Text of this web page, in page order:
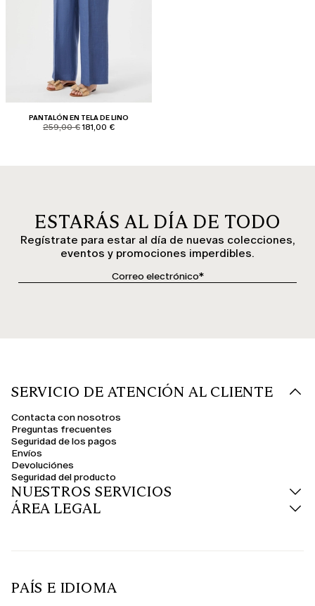
PANTALÓN EN TELA DE LINO
product.price.original
259,00 €product.price.sale
181,00 €
ESTARÁS AL DÍA DE TODO
Regístrate para estar al día de nuevas colecciones,
eventos y promociones imperdibles.
SERVICIO DE ATENCIÓN AL CLIENTE
Contacta con nosotros
Preguntas frecuentes
Seguridad de los pagos
Envíos
Devoluciónes
Seguridad del producto
NUESTROS SERVICIOS
ÁREA LEGAL
PAÍS E IDIOMA